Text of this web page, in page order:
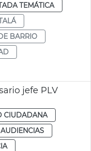
TEMÁTICA
BARRIO
jefe PLV
CIUDADANA